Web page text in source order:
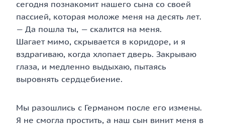
сегодня познакомит нашего сына со своей
пассией, которая моложе меня на десять лет.
— Да пошла ты, — скалится на меня.
Шагает мимо, скрывается в коридоре, и я
вздрагиваю, когда хлопает дверь. Закрываю
глаза, и медленно выдыхаю, пытаясь
выровнять сердцебиение.
Мы разошлись с Германом после его измены.
Я не смогла простить, а наш сын винит меня в